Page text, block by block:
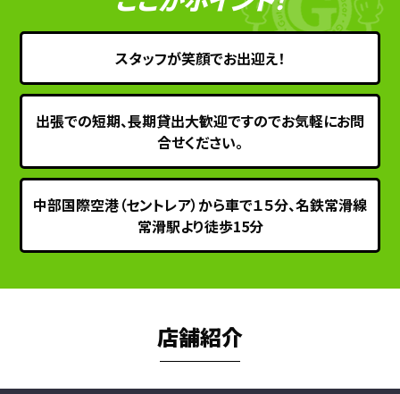
スタッフが笑顔でお出迎え！
出張での短期、長期貸出大歓迎ですのでお気軽にお問
合せください。
中部国際空港（セントレア）から車で１５分、名鉄常滑線
常滑駅より徒歩15分
店舗紹介